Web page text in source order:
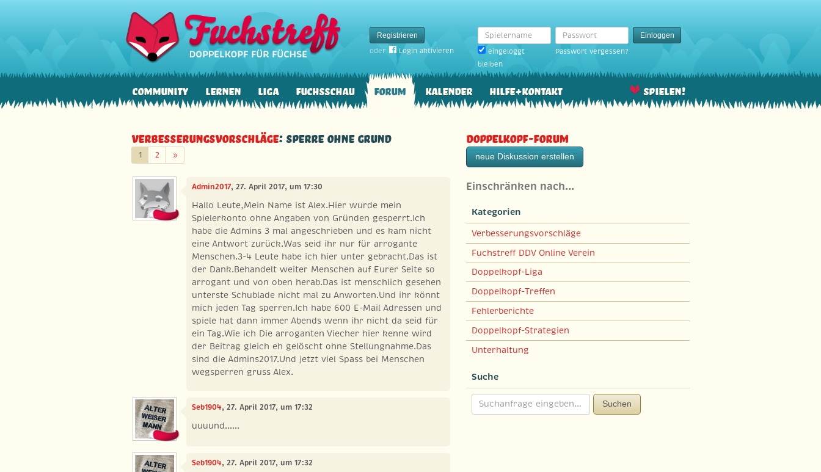
Registrieren
oder
Login aktivieren
Spielername
eingeloggt
bleiben
Passwort
Einloggen
Passwort vergessen?
Community Lernen Liga Fuchsschau Forum Kalender Hilfe+Kontakt Spielen!
Verbesserungsvorschläge: Sperre ohne Grund
1 2 »Weiter
Admin2017, 27. April 2017, um 17:30
Hallo Leute,Mein Name ist Alex.Hier wurde mein
Spielerkonto ohne Angaben von Gründen gesperrt.Ich
habe die Admins 3 mal angeschrieben und es kam nicht
eine Antwort zurück.Was seid ihr nur für arrogante
Menschen.3-4 Leute habe ich hier unter gebracht.Das ist
der Dank.Behandelt weiter Menschen auf Eurer Seite so
arrogant und von oben herab.Das ist menschlich gesehen
unterste Schublade nicht mal zu Anworten.Und ihr könnt
mich jeden Tag sperren.Ich habe 600 E-Mail Adressen und
spiele hat dann immer Abends wenn ihr nicht da seid für
ein Tag.Wie ich Die arroganten Viecher hier kenne wird
der Beitrag gleich eh gelöscht ohne Stellungnahme.Das
sind die Admins2017.Und jetzt viel Spass bei Menschen
wegsperren gruss Alex.
Seb1904, 27. April 2017, um 17:32
uuuund......
Seb1904, 27. April 2017, um 17:32
Doppelkopf-Forum
neue Diskussion erstellen
Einschränken nach…
Kategorien
Verbesserungsvorschläge
Fuchstreff DDV Online Verein
Doppelkopf-Liga
Doppelkopf-Treffen
Fehlerberichte
Doppelkopf-Strategien
Unterhaltung
Suche
Suchen